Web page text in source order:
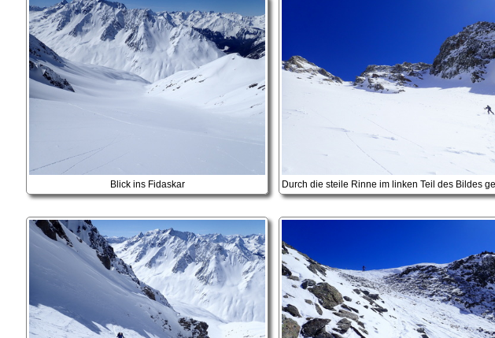
Blick ins Fidaskar